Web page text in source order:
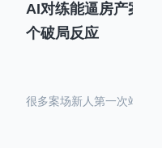
AI对练能逼房产案
个破局反应
很多案场新人第一次站在